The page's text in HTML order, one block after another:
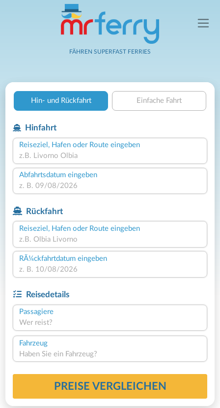
FÄHREN SUPERFAST FERRIES
Hin- und Rückfahrt Einfache Fahrt
Hinfahrt
Reiseziel, Hafen oder Route eingeben
Abfahrtsdatum eingeben
Rückfahrt
Reiseziel, Hafen oder Route eingeben
RÃ¼ckfahrtdatum eingeben
Reisedetails
Passagiere
Wer reist?
Fahrzeug
Haben Sie ein Fahrzeug?
PREISE VERGLEICHEN